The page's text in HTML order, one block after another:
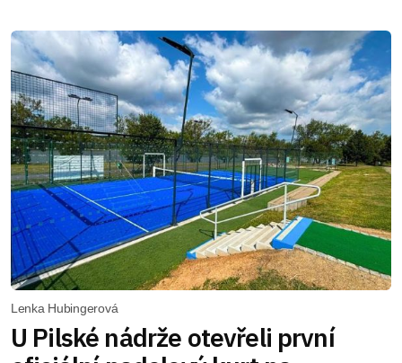
Lenka Hubingerová
U Pilské nádrže otevřeli první